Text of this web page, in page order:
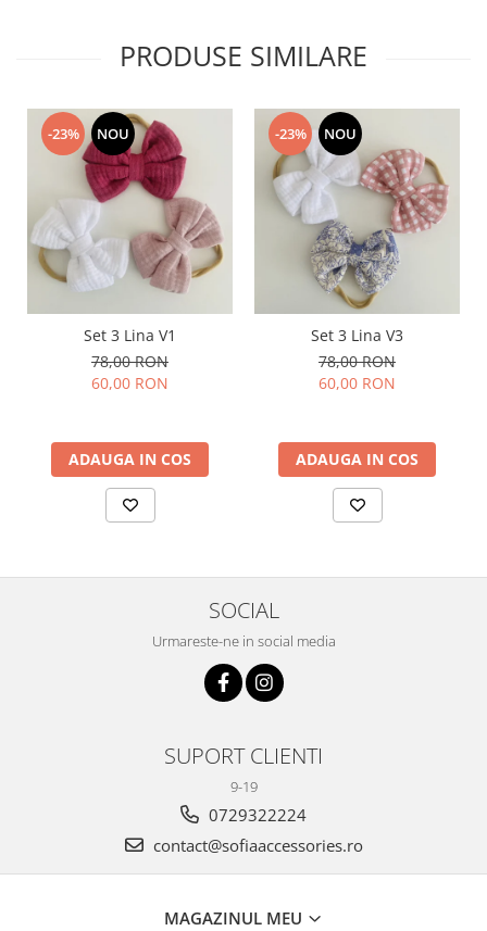
PRODUSE SIMILARE
-23% NOU
Set 3 Lina V1
78,00 RON
60,00 RON
ADAUGA IN COS
-23% NOU
Set 3 Lina V3
78,00 RON
60,00 RON
ADAUGA IN COS
SOCIAL
Urmareste-ne in social media
SUPORT CLIENTI
9-19
0729322224
contact@sofiaaccessories.ro
MAGAZINUL MEU